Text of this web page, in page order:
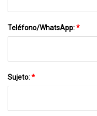
Teléfono/WhatsApp:*
Sujeto:*